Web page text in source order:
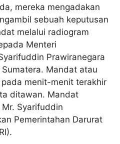
mereka mengadakan
sebuah keputusan
melalui radiogram
Menteri
Prawiranegara
Mandat atau
menit-menit terakhir
ditawan. Mandat
Syarifuddin
Pemerintahan Darurat